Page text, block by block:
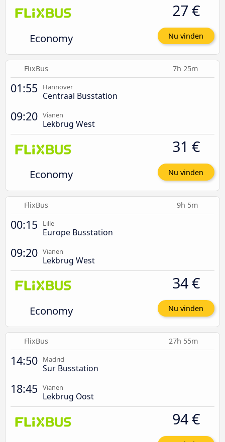
Economy
27 €
Nu vinden
FlixBus 7h 25m
01:55 Hannover
Centraal Busstation
09:20 Vianen
Lekbrug West
Economy
31 €
Nu vinden
FlixBus 9h 5m
00:15 Lille
Europe Busstation
09:20 Vianen
Lekbrug West
Economy
34 €
Nu vinden
FlixBus 27h 55m
14:50 Madrid
Sur Busstation
18:45 Vianen
Lekbrug Oost
94 €